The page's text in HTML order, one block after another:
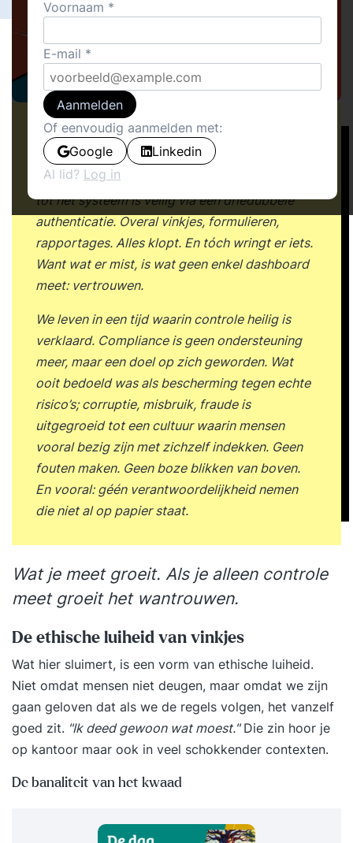
Stel je voor: je komt op kantoor. Alles is keurig
geregeld. De koffiemachine doet het, de
protocollen hangen aan de muur, de toegang
tot het systeem is veilig via een driedubbele
authenticatie. Overal vinkjes, formulieren,
rapportages. Alles klopt. En tóch wringt er iets.
Want wat er mist, is wat geen enkel dashboard
meet: vertrouwen.
We leven in een tijd waarin controle heilig is
verklaard. Compliance is geen ondersteuning
meer, maar een doel op zich geworden. Wat
ooit bedoeld was als bescherming tegen echte
risico’s; corruptie, misbruik, fraude is
uitgegroeid tot een cultuur waarin mensen
vooral bezig zijn met zichzelf indekken. Geen
fouten maken. Geen boze blikken van boven.
En vooral: géén verantwoordelijkheid nemen
die niet al op papier staat.
Wat je meet groeit. Als je alleen controle
meet groeit het wantrouwen.
De ethische luiheid van vinkjes
Wat hier sluimert, is een vorm van ethische luiheid.
Niet omdat mensen niet deugen, maar omdat we zijn
gaan geloven dat als we de regels volgen, het vanzelf
goed zit. "Ik deed gewoon wat moest."Die zin hoor je
op kantoor maar ook in veel schokkender contexten.
De banaliteit van het kwaad
Voornaam
E-mail
Aanmelden
Of eenvoudig aanmelden met:
Google
Linkedin
Al lid? Log in